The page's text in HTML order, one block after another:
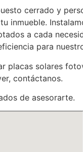
cerrado y
inmueble.
a cada
para
placas solares
contáctanos.
de asesorarte.